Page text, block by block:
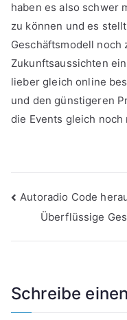
haben es also schwer
zu können und es
Geschäftsmodell noch
Zukunftsaussichten
lieber gleich online
und den günstigeren
die Events gleich noch
Autoradio Code
Überflüssige
Schreibe